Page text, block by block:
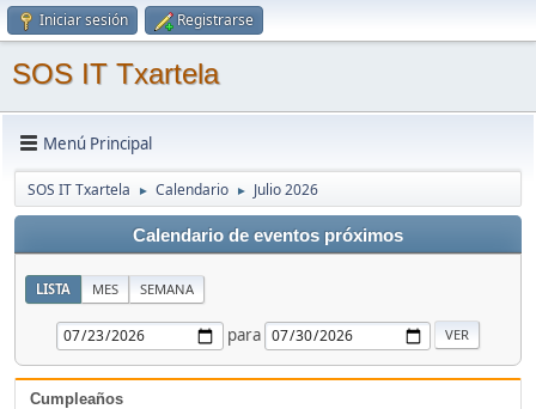
Iniciar sesión Registrarse
SOS IT Txartela
Menú Principal
SOS IT Txartela ► Calendario ► Julio 2026
Calendario de eventos próximos
LISTA MES SEMANA
para
Cumpleaños